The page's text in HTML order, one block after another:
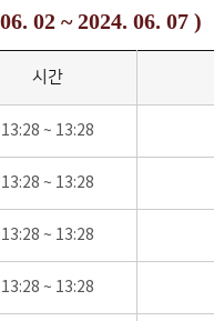
02 ~ 2024. 06. 07 )
시간
13:28 ~ 13:28
13:28 ~ 13:28
13:28 ~ 13:28
13:28 ~ 13:28